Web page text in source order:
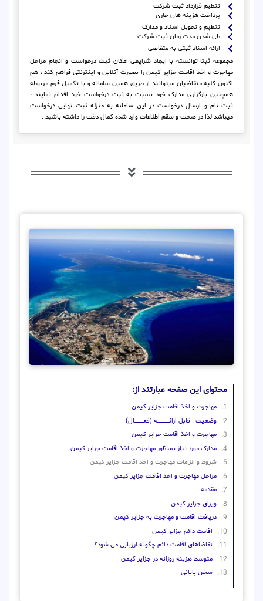
تنظیم قرارداد ثبت شرکت
پرداخت هزینه های جاری
تنظیم و تحویل اسناد و مدارک
طی شدن مدت زمان ثبت شرکت
ارائه اسناد ثبتی به متقاضی
مجموعه ثبتا توانسته با ایجاد شرایطی امکان ثبت درخواست و انجام مراحل
مهاجرت و اخذ اقامت جزایر کیمن را بصورت آنلاین و اینترنتی فراهم کند ، هم
اکنون کلیه متقاضیان میتوانند از طریق همین سامانه و با تکمیل فرم مربوطه
همچنین بارگزاری مدارک خود نسبت به ثبت درخواست خود اقدام نمایند ،
ثبت نام و ارسال درخواست در این سامانه به منزله ثبت نهایی درخواست
میباشد لذا در صحت و سقم اطلاعات وارد شده کمال دقت را داشته باشید .
محتوای این صفحه عبارتند از:
مهاجرت و اخذ اقامت جزایر کیمن
وضعیت : قابل ارائــــــــــــــــــــه (فعـــــــــــــــال)
مهاجرت و اخذ اقامت جزایر کیمن
مدارک مورد نیاز بمنظور مهاجرت و اخذ اقامت جزایر کیمن
شروط و الزامات مهاجرت و اخذ اقامت جزایر کیمن
مراحل مهاجرت و اخذ اقامت جزایر کیمن
مقدمه
ویزای جزایر کیمن
دریافت اقامت و مهاجرت به جزایر کیمن
اقامت دائم جزایر کیمن
تقاضاهای اقامت دائم چگونه ارزیابی می شود؟
متوسط هزینه روزانه در جزایر کیمن
سخن پایانی